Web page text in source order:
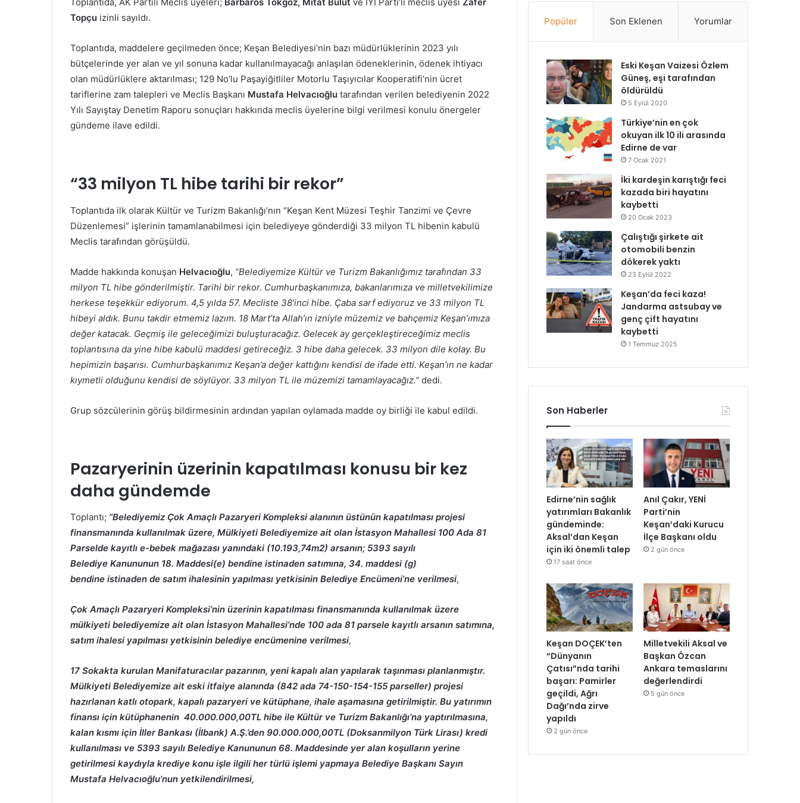
Topçu izinli sayıldı.
Toplantıda, maddelere geçilmeden önce; Keşan Belediyesi’nin bazı müdürlüklerinin 2023 yılı
bütçelerinde yer alan ve yıl sonuna kadar kullanılmayacağı anlaşılan ödeneklerinin, ödenek ihtiyacı
olan müdürlüklere aktarılması; 129 No’lu Paşayiğitliler Motorlu Taşıyıcılar Kooperatifi’nin ücret
tariflerine zam talepleri ve Meclis Başkanı Mustafa Helvacıoğlu tarafından verilen belediyenin 2022
Yılı Sayıştay Denetim Raporu sonuçları hakkında meclis üyelerine bilgi verilmesi konulu önergeler
gündeme ilave edildi.
“33 milyon TL hibe tarihi bir rekor”
Toplantıda ilk olarak Kültür ve Turizm Bakanlığı’nın “Keşan Kent Müzesi Teşhir Tanzimi ve Çevre
Düzenlemesi” işlerinin tamamlanabilmesi için belediyeye gönderdiği 33 milyon TL hibenin kabulü
Meclis tarafından görüşüldü.
Madde hakkında konuşan Helvacıoğlu, “Belediyemize Kültür ve Turizm Bakanlığımız tarafından 33
milyon TL hibe gönderilmiştir. Tarihi bir rekor. Cumhurbaşkanımıza, bakanlarımıza ve milletvekilimize
herkese teşekkür ediyorum. 4,5 yılda 57. Mecliste 38’inci hibe. Çaba sarf ediyoruz ve 33 milyon TL
hibeyi aldık. Bunu takdir etmemiz lazım. 18 Mart’ta Allah’ın izniyle müzemiz ve bahçemiz Keşan’ımıza
değer katacak. Geçmiş ile geleceğimizi buluşturacağız. Gelecek ay gerçekleştireceğimiz meclis
toplantısına da yine hibe kabulü maddesi getireceğiz. 3 hibe daha gelecek. 33 milyon dile kolay. Bu
hepimizin başarısı. Cumhurbaşkanımız Keşan’a değer kattığını kendisi de ifade etti. Keşan’ın ne kadar
kıymetli olduğunu kendisi de söylüyor. 33 milyon TL ile müzemizi tamamlayacağız.” dedi.
Grup sözcülerinin görüş bildirmesinin ardından yapılan oylamada madde oy birliği ile kabul edildi.
Pazaryerinin üzerinin kapatılması konusu bir kez
daha gündemde
Toplantı; “Belediyemiz Çok Amaçlı Pazaryeri Kompleksi alanının üstünün kapatılması projesi
finansmanında kullanılmak üzere, Mülkiyeti Belediyemize ait olan İstasyon Mahallesi 100 Ada 81
Parselde kayıtlı e-bebek mağazası yanındaki (10.193,74m2) arsanın; 5393 sayılı
Belediye Kanununun 18. Maddesi(e) bendine istinaden satımına, 34. maddesi (g)
bendine istinaden de satım ihalesinin yapılması yetkisinin Belediye Encümeni’ne verilmesi,
Çok Amaçlı Pazaryeri Kompleksi’nin üzerinin kapatılması finansmanında kullanılmak üzere
mülkiyeti belediyemize ait olan İstasyon Mahallesi’nde 100 ada 81 parsele kayıtlı arsanın satımına,
satım ihalesi yapılması yetkisinin belediye encümenine verilmesi,
17 Sokakta kurulan Manifaturacılar pazarının, yeni kapalı alan yapılarak taşınması planlanmıştır.
Mülkiyeti Belediyemize ait eski itfaiye alanında (842 ada 74-150-154-155 parseller) projesi
hazırlanan katlı otopark, kapalı pazaryeri ve kütüphane, ihale aşamasına getirilmiştir. Bu yatırımın
finansı için kütüphanenin 40.000.000,00TL hibe ile Kültür ve Turizm Bakanlığı’na yaptırılmasına,
kalan kısmı için İller Bankası (İlbank) A.Ş.’den 90.000.000,00TL (Doksanmilyon Türk Lirası) kredi
kullanılması ve 5393 sayılı Belediye Kanununun 68. Maddesinde yer alan koşulların yerine
getirilmesi kaydıyla krediye konu işle ilgili her türlü işlemi yapmaya Belediye Başkanı Sayın
Mustafa Helvacıoğlu’nun yetkilendirilmesi,
Popüler Son Eklenen Yorumlar
Eski Keşan Vaizesi Özlem
Güneş, eşi tarafından
öldürüldü
5 Eylül 2020
Türkiye’nin en çok
okuyan ilk 10 ili arasında
Edirne de var
7 Ocak 2021
İki kardeşin karıştığı feci
kazada biri hayatını
kaybetti
20 Ocak 2023
Çalıştığı şirkete ait
otomobili benzin
dökerek yaktı
23 Eylül 2022
Keşan’da feci kaza!
Jandarma astsubay ve
genç çift hayatını
kaybetti
1 Temmuz 2025
Son Haberler
Edirne’nin sağlık
yatırımları Bakanlık
gündeminde:
Aksal’dan Keşan
için iki önemli talep
17 saat önce
Anıl Çakır, YENİ
Parti’nin
Keşan’daki Kurucu
İlçe Başkanı oldu
2 gün önce
Keşan DOÇEK’ten
“Dünyanın
Çatısı”nda tarihi
başarı: Pamirler
geçildi, Ağrı
Dağı’nda zirve
yapıldı
2 gün önce
Milletvekili Aksal ve
Başkan Özcan
Ankara temaslarını
değerlendirdi
5 gün önce